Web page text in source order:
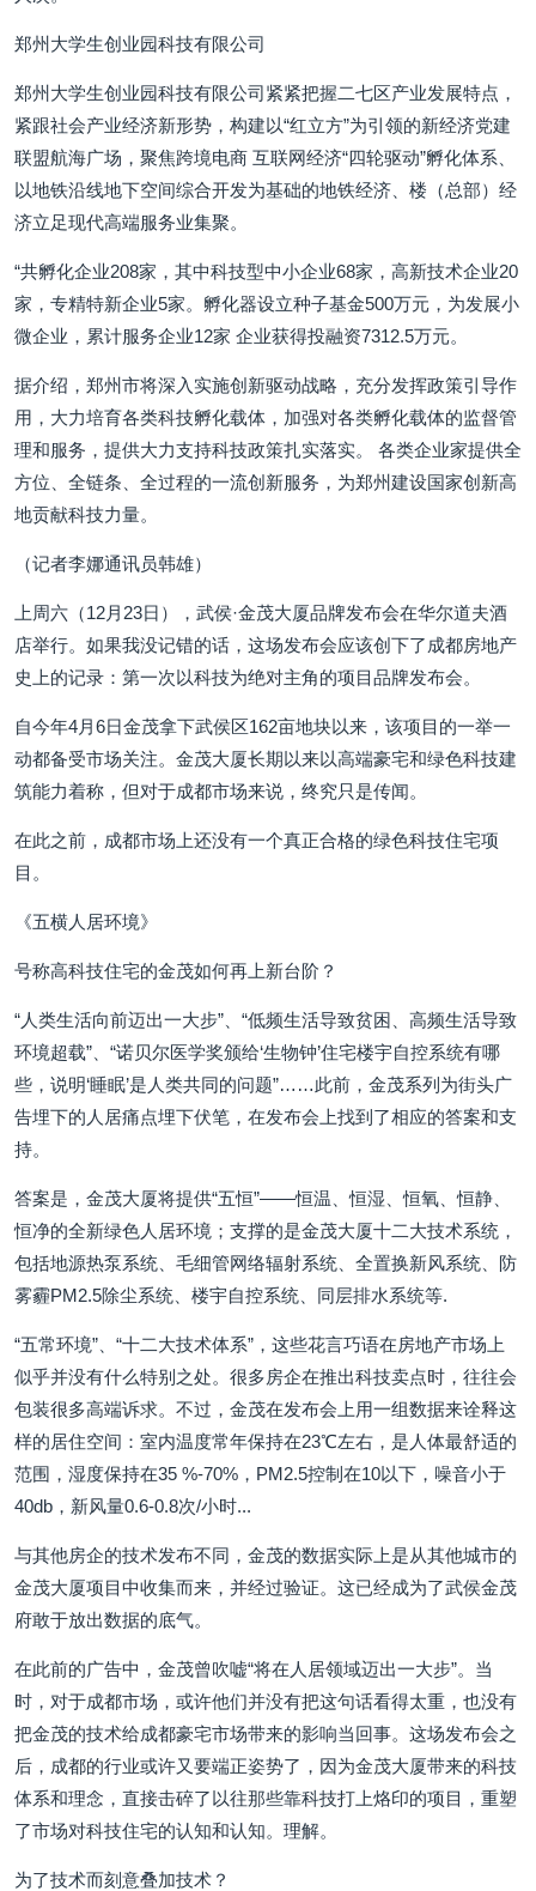
郑州大学生创业园科技有限公司
郑州大学生创业园科技有限公司紧紧把握二七区产业发展特点，
紧跟社会产业经济新形势，构建以“红立方”为引领的新经济党建
联盟航海广场，聚焦跨境电商 互联网经济“四轮驱动”孵化体系、
以地铁沿线地下空间综合开发为基础的地铁经济、楼（总部）经
济立足现代高端服务业集聚。
“共孵化企业208家，其中科技型中小企业68家，高新技术企业20
家，专精特新企业5家。孵化器设立种子基金500万元，为发展小
微企业，累计服务企业12家 企业获得投融资7312.5万元。
据介绍，郑州市将深入实施创新驱动战略，充分发挥政策引导作
用，大力培育各类科技孵化载体，加强对各类孵化载体的监督管
理和服务，提供大力支持科技政策扎实落实。 各类企业家提供全
方位、全链条、全过程的一流创新服务，为郑州建设国家创新高
地贡献科技力量。
（记者李娜通讯员韩雄）
上周六（12月23日），武侯·金茂大厦品牌发布会在华尔道夫酒
店举行。如果我没记错的话，这场发布会应该创下了成都房地产
史上的记录：第一次以科技为绝对主角的项目品牌发布会。
自今年4月6日金茂拿下武侯区162亩地块以来，该项目的一举一
动都备受市场关注。金茂大厦长期以来以高端豪宅和绿色科技建
筑能力着称，但对于成都市场来说，终究只是传闻。
在此之前，成都市场上还没有一个真正合格的绿色科技住宅项
目。
《五横人居环境》
号称高科技住宅的金茂如何再上新台阶？
“人类生活向前迈出一大步”、“低频生活导致贫困、高频生活导致
环境超载”、“诺贝尔医学奖颁给‘生物钟’住宅楼宇自控系统有哪
些，说明‘睡眠’是人类共同的问题”……此前，金茂系列为街头广
告埋下的人居痛点埋下伏笔，在发布会上找到了相应的答案和支
持。
答案是，金茂大厦将提供“五恒”——恒温、恒湿、恒氧、恒静、
恒净的全新绿色人居环境；支撑的是金茂大厦十二大技术系统，
包括地源热泵系统、毛细管网络辐射系统、全置换新风系统、防
雾霾PM2.5除尘系统、楼宇自控系统、同层排水系统等.
“五常环境”、“十二大技术体系”，这些花言巧语在房地产市场上
似乎并没有什么特别之处。很多房企在推出科技卖点时，往往会
包装很多高端诉求。不过，金茂在发布会上用一组数据来诠释这
样的居住空间：室内温度常年保持在23℃左右，是人体最舒适的
范围，湿度保持在35 %-70%，PM2.5控制在10以下，噪音小于
40db，新风量0.6-0.8次/小时...
与其他房企的技术发布不同，金茂的数据实际上是从其他城市的
金茂大厦项目中收集而来，并经过验证。这已经成为了武侯金茂
府敢于放出数据的底气。
在此前的广告中，金茂曾吹嘘“将在人居领域迈出一大步”。当
时，对于成都市场，或许他们并没有把这句话看得太重，也没有
把金茂的技术给成都豪宅市场带来的影响当回事。这场发布会之
后，成都的行业或许又要端正姿势了，因为金茂大厦带来的科技
体系和理念，直接击碎了以往那些靠科技打上烙印的项目，重塑
了市场对科技住宅的认知和认知。理解。
为了技术而刻意叠加技术？